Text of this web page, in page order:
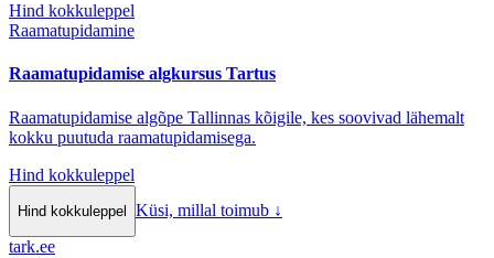
Hind kokkuleppel
Raamatupidamine
Raamatupidamise algkursus Tartus
Raamatupidamise algõpe Tallinnas kõigile, kes soovivad lähemalt
kokku puutuda raamatupidamisega.
Hind kokkuleppel
Hind kokkuleppel Küsi, millal toimub ↓
tark.ee